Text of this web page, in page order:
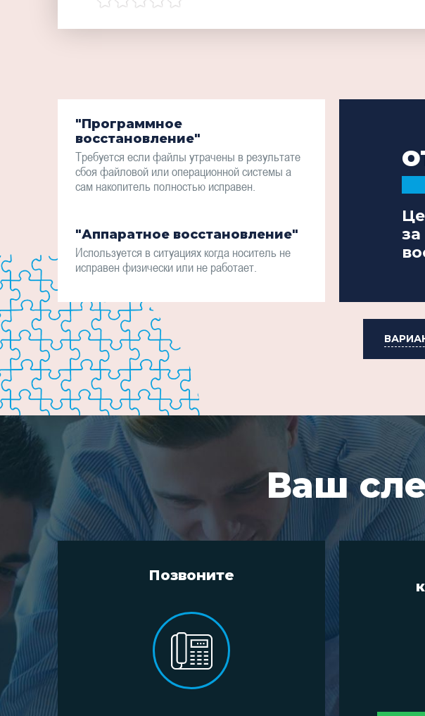
"Программное
восстановление"
Требуется если файлы утрачены в результате
сбоя файловой или операционной системы а
сам накопитель полностью исправен.
"Аппаратное восстановление"
Используется в ситуациях когда носитель не
исправен физически или не работает.
Ваш
Позвоните